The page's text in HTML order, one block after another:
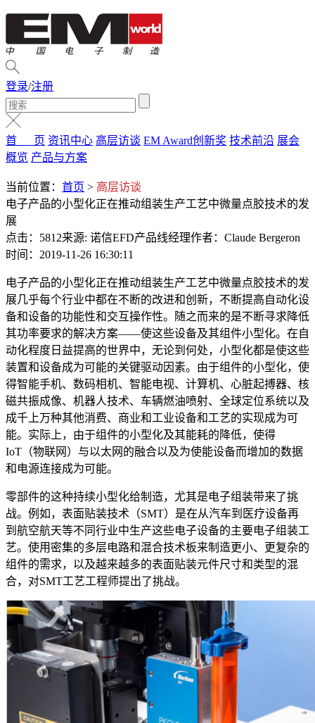
登录/注册
首 页 资讯中心 高层访谈 EM Award创新奖 技术前沿 展会
概览 产品与方案
当前位置： 首页 > 高层访谈
电子产品的小型化正在推动组装生产工艺中微量点胶技术的发
展
点击：5812来源: 诺信EFD产品线经理作者：Claude Bergeron
时间：2019-11-26 16:30:11
电子产品的小型化正在推动组装生产工艺中微量点胶技术的发
展几乎每个行业中都在不断的改进和创新，不断提高自动化设
备和设备的功能性和交互操作性。随之而来的是不断寻求降低
其功率要求的解决方案——使这些设备及其组件小型化。在自
动化程度日益提高的世界中，无论到何处，小型化都是使这些
装置和设备成为可能的关键驱动因素。由于组件的小型化，使
得智能手机、数码相机、智能电视、计算机、心脏起搏器、核
磁共振成像、机器人技术、车辆燃油喷射、全球定位系统以及
成千上万种其他消费、商业和工业设备和工艺的实现成为可
能。实际上，由于组件的小型化及其能耗的降低，使得
IoT（物联网）与以太网的融合以及为使能设备而增加的数据
和电源连接成为可能。
零部件的这种持续小型化给制造，尤其是电子组装带来了挑
战。例如，表面贴装技术（SMT）是在从汽车到医疗设备再
到航空航天等不同行业中生产这些电子设备的主要电子组装工
艺。使用密集的多层电路和混合技术板来制造更小、更复杂的
组件的需求，以及越来越多的表面贴装元件尺寸和类型的混
合，对SMT工艺工程师提出了挑战。